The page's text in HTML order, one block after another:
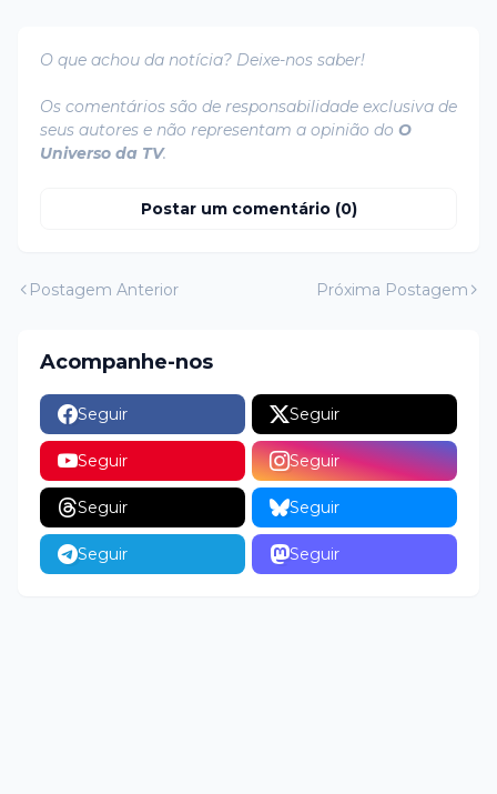
O que achou da notícia? Deixe-nos saber!
Os comentários são de responsabilidade exclusiva de
seus autores e não representam a opinião do O
Universo da TV.
Postar um comentário (0)
Postagem Anterior Próxima Postagem
Acompanhe-nos
Seguir Seguir
Seguir Seguir
Seguir Seguir
Seguir Seguir